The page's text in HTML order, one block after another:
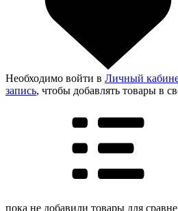
Необходимо войти в Личный
запись, чтобы добавлять товары в
пока не добавили товары для